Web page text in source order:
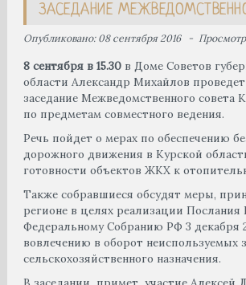
ЗАСЕДАНИЕ
Опубликовано: 08 сентября 2016
8 сентября в 15.30в Доме Советов
области Александр Михайлов
заседание Межведомственного совета
по предметам совместного ведения.
Речь пойдет о мерах по обеспечению
дорожного движения в Курской
готовности объектов ЖКХ к
Также собравшиеся обсудят меры,
регионе в целях реализации
Федеральному Собранию РФ 3 декабря
вовлечению в оборот неиспользуемых
сельскохозяйственного назначения.